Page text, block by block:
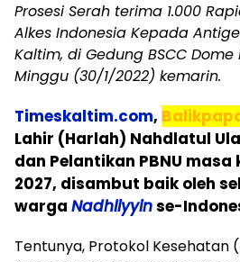
Prosesi Serah terima 1.000
Alkes Indonesia Kepada
Kaltim, di Gedung BSCC
Minggu (30/1/2022) kemarin.
Timeskaltim.com,
Lahir (Harlah) Nahdlatul
dan Pelantikan PBNU
2027, disambut baik oleh
warga Nadhliyyinse-
Tentunya, Protokol Kesehatan